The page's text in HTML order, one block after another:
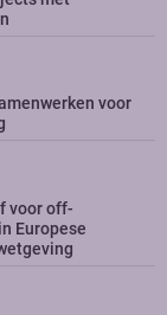
voor
voor off-
Europese